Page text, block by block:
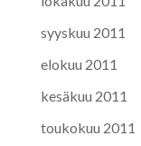
syyskuu 2011
elokuu 2011
kesäkuu 2011
toukokuu 2011